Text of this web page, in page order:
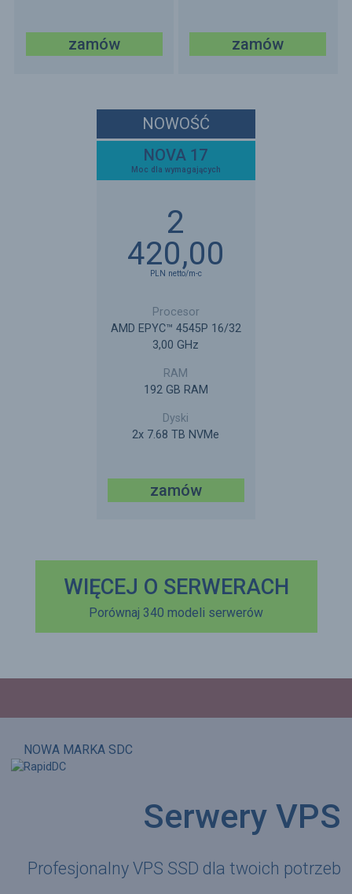
zamów zamów
NOWOŚĆ
NOVA 17
Moc dla wymagających
2
420,00
PLN netto/m-c
AMD EPYC™ 4545P 16/32
3,00 GHz
192 GB RAM
2x 7.68 TB NVMe
zamów
WIĘCEJ O SERWERACH
Porównaj 340 modeli serwerów
NOWA MARKA SDC
Serwery VPS
Profesjonalny VPS SSD dla twoich potrzeb